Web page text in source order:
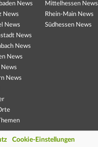
News
News
News
News
News
News
News
News
Mittelhessen News
Rhein-Main News
Südhessen News
Cookie-Einstellungen